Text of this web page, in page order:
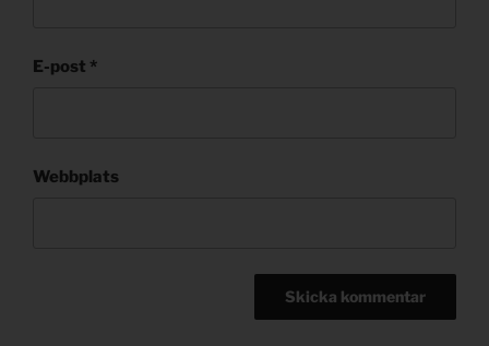
E-post *
Webbplats